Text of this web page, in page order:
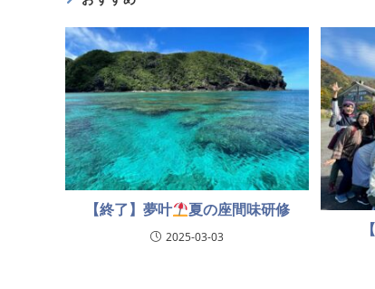
【終了】夢叶 夏の座間味研修
2025-03-03